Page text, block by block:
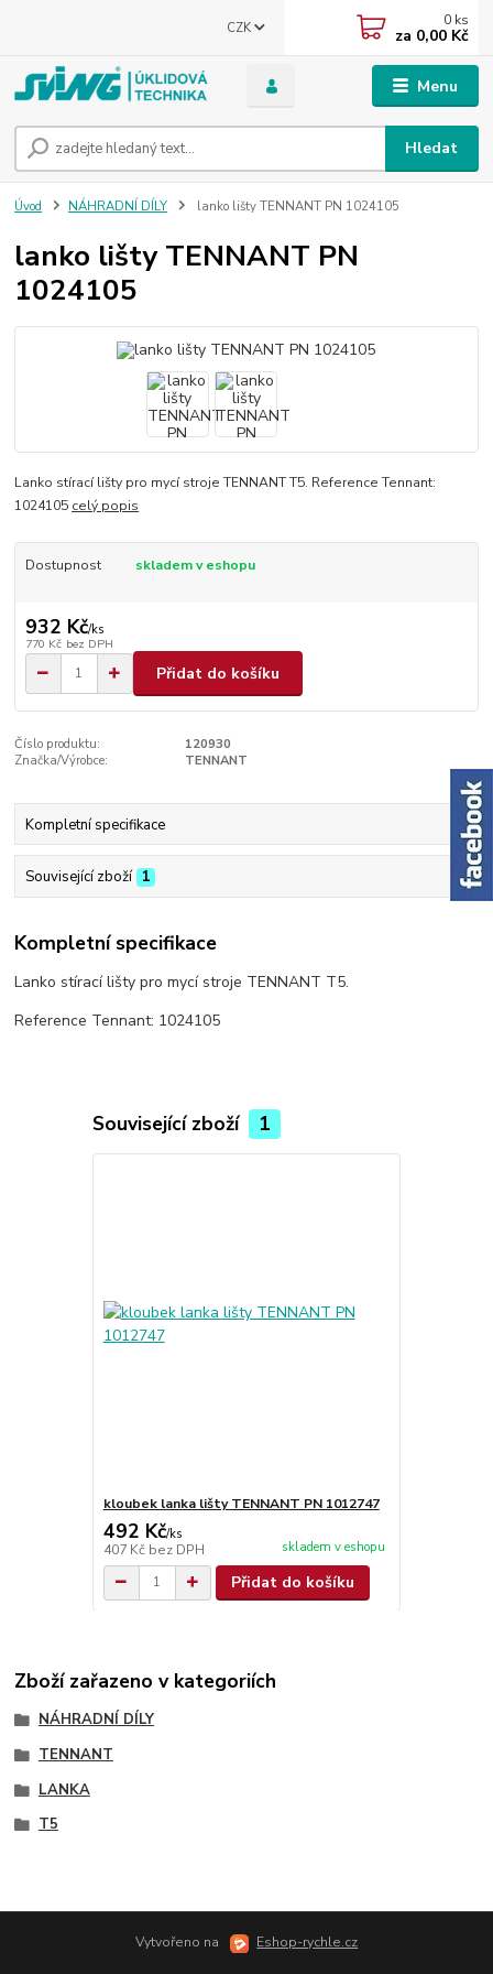
Menu
CZK
Hledat
0 ks
za 0,00 Kč
Úvod NÁHRADNÍ DÍLY lanko lišty TENNANT PN 1024105
lanko lišty TENNANT PN
1024105
Lanko stírací lišty pro mycí stroje TENNANT T5. Reference Tennant:
1024105 celý popis
Dostupnost skladem v eshopu
932 Kč/ks
770 Kč bez DPH
Přidat do košíku
Číslo produktu:
120930
Značka/Výrobce:
TENNANT
Kompletní specifikace
Související zboží 1
Kompletní specifikace
Lanko stírací lišty pro mycí stroje TENNANT T5.
Reference Tennant: 1024105
Související zboží 1
kloubek lanka lišty TENNANT PN 1012747
492 Kč/ks
407 Kč bez DPH skladem v eshopu
Přidat do košíku
Zboží zařazeno v kategoriích
NÁHRADNÍ DÍLY
TENNANT
LANKA
T5
Vytvořeno na Eshop-rychle.cz